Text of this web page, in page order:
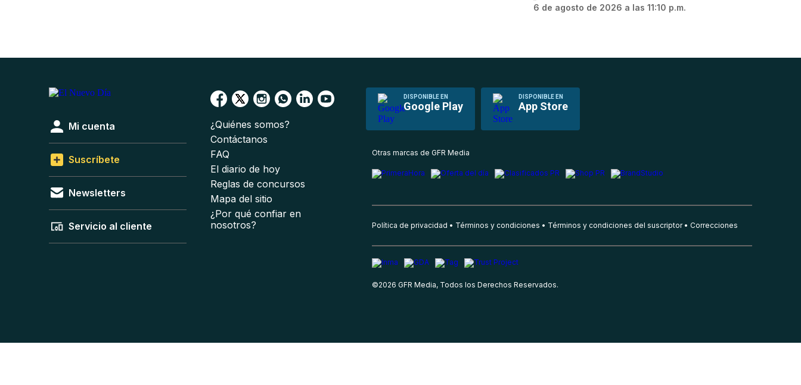
6 de agosto de 2026 a las 11:10 p.m.
DISPONIBLE EN
Google Play
DISPONIBLE EN
App Store
Mi cuenta
Suscríbete
Newsletters
Servicio al cliente
¿Quiénes somos?
Contáctanos
FAQ
El diario de hoy
Reglas de concursos
Mapa del sitio
¿Por qué confiar en
nosotros?
Otras marcas de GFR Media
Política de privacidad Términos y condiciones Términos y condiciones del suscriptor Correcciones
©2026 GFR Media, Todos los Derechos Reservados.